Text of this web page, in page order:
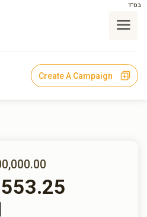
בס"ד
Create A Campaign